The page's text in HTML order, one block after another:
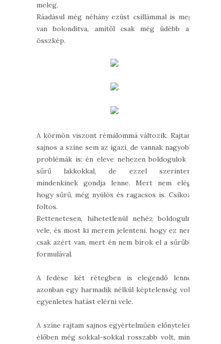
meleg.
Ráadásul még néhány ezüst csillámmal is meg
van bolondítva, amitől csak még üdébb az
összkép.
A körmön viszont rémálommá változik. Rajtam
sajnos a színe sem az igazi, de vannak nagyobb
problémák is: én eleve nehezen boldogulok a
sűrű lakkokkal, de ezzel szerintem
mindenkinek gondja lenne. Mert nem elég,
hogy sűrű, még nyúlós és ragacsos is. Csíkoz,
foltos.
Rettenetesen, hihetetlenül nehéz boldogulni
vele, és most ki merem jelenteni, hogy ez nem
csak azért van, mert én nem bírok el a sűrűbb
formulával.
A fedése két rétegben is elegendő lenne,
azonban egy harmadik nélkül képtelenség volt
egyenletes hatást elérni vele.
A színe rajtam sajnos egyértelműen előnytelen,
élőben még sokkal-sokkal rosszabb volt, mint